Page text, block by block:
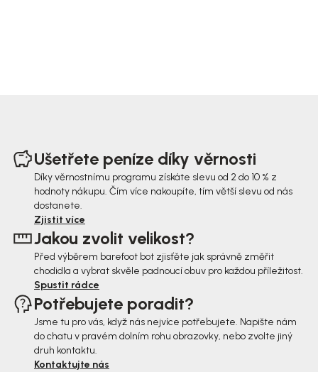
Ušetřete peníze díky věrnosti
Díky věrnostnímu programu získáte slevu od 2 do 10 % z
hodnoty nákupu. Čím více nakoupíte, tím větší slevu od nás
dostanete.
Zjistit více
Jakou zvolit velikost?
Před výběrem barefoot bot zjisťěte jak správně změřit
chodidla a vybrat skvěle padnoucí obuv pro každou příležitost.
Spustit rádce
Potřebujete poradit?
Jsme tu pro vás, když nás nejvíce potřebujete. Napište nám
do chatu v pravém dolním rohu obrazovky, nebo zvolte jiný
druh kontaktu.
Kontaktujte nás